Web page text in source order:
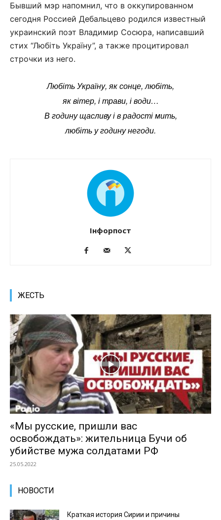
Бывший мэр напомнил, что в оккупированном
сегодня Россией Дебальцево родился известный
украинский поэт Владимир Сосюра, написавший
стих “Любіть Україну”, а также процитировал
строчки из него.
Любіть Україну, як сонце, любіть,
як вітер, і трави, і води…
В годину щасливу і в радості мить,
любіть у годину негоди.
Інфорпост
ЖЕСТЬ
«Мы русские, пришли вас
освобождать»: жительница Бучи об
убийстве мужа солдатами РФ
25.05.2022
НОВОСТИ
Краткая история Сирии и причины